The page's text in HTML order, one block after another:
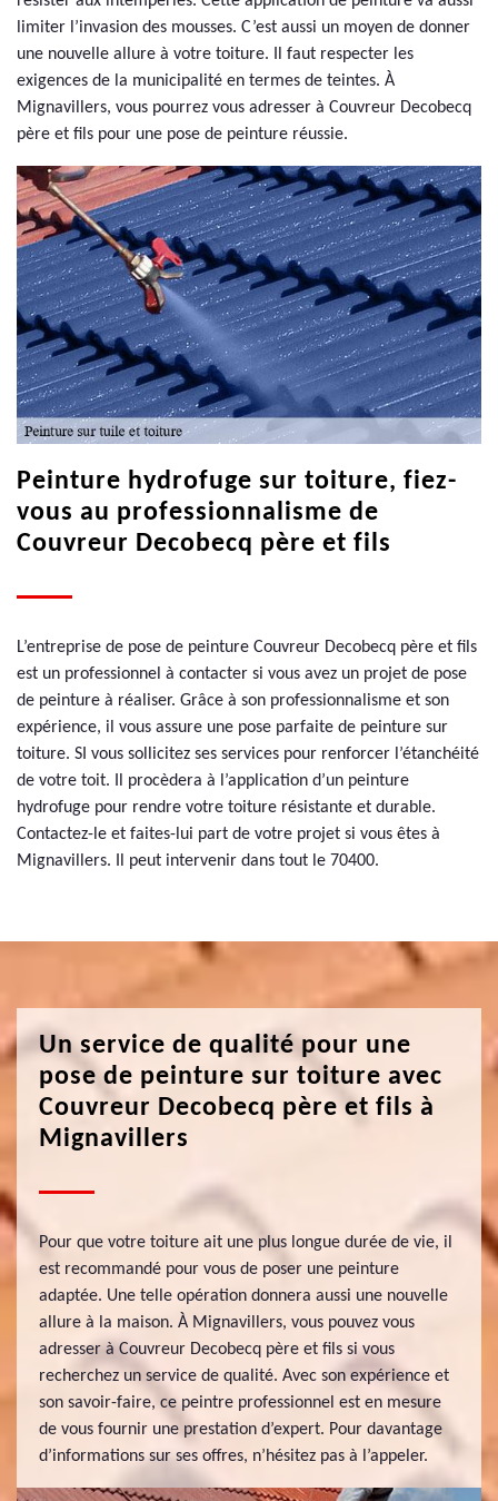
limiter l’invasion des mousses. C’est aussi un moyen de donner
une nouvelle allure à votre toiture. Il faut respecter les
exigences de la municipalité en termes de teintes. À
Mignavillers, vous pourrez vous adresser à Couvreur Decobecq
père et fils pour une pose de peinture réussie.
Peinture hydrofuge sur toiture, fiez-
vous au professionnalisme de
Couvreur Decobecq père et fils
L’entreprise de pose de peinture Couvreur Decobecq père et fils
est un professionnel à contacter si vous avez un projet de pose
de peinture à réaliser. Grâce à son professionnalisme et son
expérience, il vous assure une pose parfaite de peinture sur
toiture. SI vous sollicitez ses services pour renforcer l’étanchéité
de votre toit. Il procèdera à l’application d’un peinture
hydrofuge pour rendre votre toiture résistante et durable.
Contactez-le et faites-lui part de votre projet si vous êtes à
Mignavillers. Il peut intervenir dans tout le 70400.
Un service de qualité pour une
pose de peinture sur toiture avec
Couvreur Decobecq père et fils à
Mignavillers
Pour que votre toiture ait une plus longue durée de vie, il
est recommandé pour vous de poser une peinture
adaptée. Une telle opération donnera aussi une nouvelle
allure à la maison. À Mignavillers, vous pouvez vous
adresser à Couvreur Decobecq père et fils si vous
recherchez un service de qualité. Avec son expérience et
son savoir-faire, ce peintre professionnel est en mesure
de vous fournir une prestation d’expert. Pour davantage
d’informations sur ses offres, n’hésitez pas à l’appeler.